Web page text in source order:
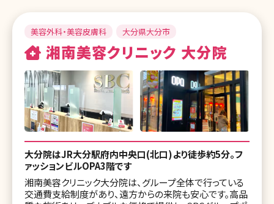
美容外科・美容皮膚科 大分県大分市
湘南美容クリニック 大分院
大分院はJR大分駅府内中央口(北口)より徒歩約5分。フ
ァッションビルOPA3階です
湘南美容クリニック大分院は、グループ全体で行っている
交通費支給制度があり、遠方からの来院も安心です。高品